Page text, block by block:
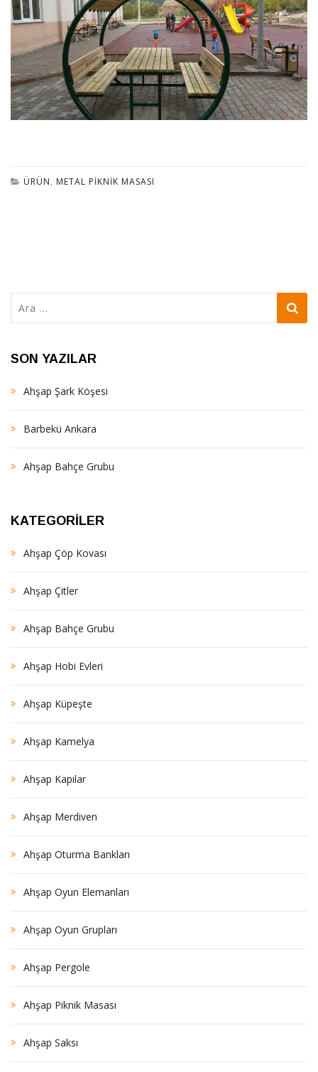
ÜRÜN, METAL PIKNIK MASASI
SON YAZILAR
Ahşap Şark Köşesi
Barbekü Ankara
Ahşap Bahçe Grubu
KATEGORILER
Ahşap Çöp Kovası
Ahşap Çitler
Ahşap Bahçe Grubu
Ahşap Hobi Evleri
Ahşap Küpeşte
Ahşap Kamelya
Ahşap Kapılar
Ahşap Merdiven
Ahşap Oturma Bankları
Ahşap Oyun Elemanları
Ahşap Oyun Grupları
Ahşap Pergole
Ahşap Piknik Masası
Ahşap Saksı